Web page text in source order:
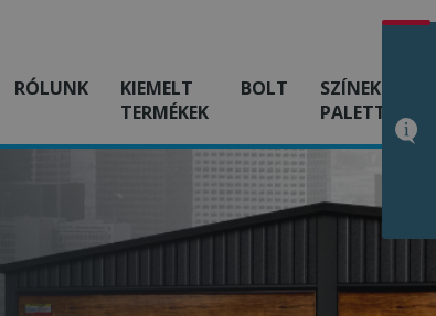
RÓLUNK
KIEMELT
TERMÉKEK
BOLT
SZÍNEK
PALETTÁJA